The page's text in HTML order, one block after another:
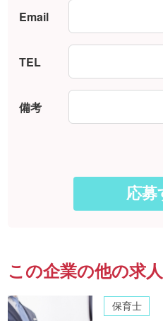
Email
TEL
備考
この企業の他の求人
保育士